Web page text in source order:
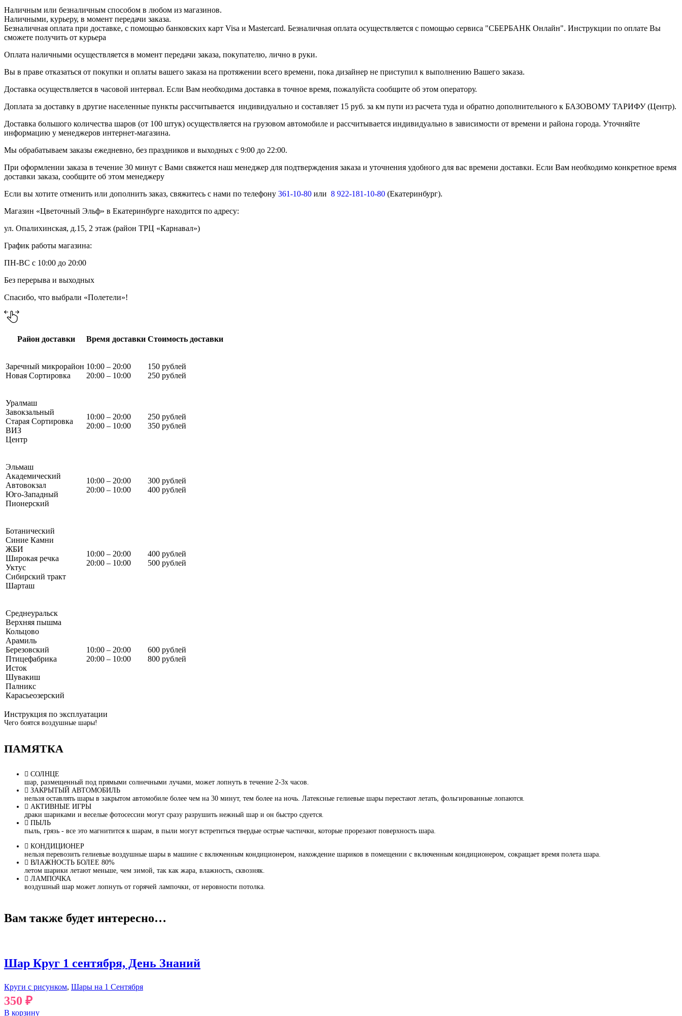
Наличным или безналичным способом в любом из магазинов.
Наличными, курьеру, в момент передачи заказа.
Безналичная оплата при доставке, с помощью банковских карт Visa и Mastercard. Безналичная оплата осуществляется с помощью сервиса "СБЕРБАНК Онлайн". Инструкции по оплате Вы
сможете получить от курьера
Оплата наличными осуществляется в момент передачи заказа, покупателю, лично в руки.
Вы в праве отказаться от покупки и оплаты вашего заказа на протяжении всего времени, пока дизайнер не приступил к выполнению Вашего заказа.
Доставка осуществляется в часовой интервал. Если Вам необходима доставка в точное время, пожалуйста сообщите об этом оператору.
Доплата за доставку в другие населенные пункты рассчитывается индивидуально и составляет 15 руб. за км пути из расчета туда и обратно дополнительного к БАЗОВОМУ ТАРИФУ (Центр).
Доставка большого количества шаров (от 100 штук) осуществляется на грузовом автомобиле и рассчитывается индивидуально в зависимости от времени и района города. Уточняйте
информацию у менеджеров интернет-магазина.
Мы обрабатываем заказы ежедневно, без праздников и выходных с 9:00 до 22:00.
При оформлении заказа в течение 30 минут с Вами свяжется наш менеджер для подтверждения заказа и уточнения удобного для вас времени доставки. Если Вам необходимо конкретное время
доставки заказа, сообщите об этом менеджеру
Если вы хотите отменить или дополнить заказ, свяжитесь с нами по телефону 361-10-80 или 8 922-181-10-80 (Екатеринбург).
Магазин «Цветочный Эльф» в Екатеринбурге находится по адресу:
ул. Опалихинская, д.15, 2 этаж (район ТРЦ «Карнавал»)
График работы магазина:
ПН-ВС с 10:00 до 20:00
Без перерыва и выходных
Спасибо, что выбрали «Полетели»!
Район доставки Время доставки Стоимость доставки
Заречный микрорайон
Новая Сортировка
10:00 – 20:00
20:00 – 10:00
150 рублей
250 рублей
Уралмаш
Завокзальный
Старая Сортировка
ВИЗ
Центр
10:00 – 20:00
20:00 – 10:00
250 рублей
350 рублей
Эльмаш
Академический
Автовокзал
Юго-Западный
Пионерский
10:00 – 20:00
20:00 – 10:00
300 рублей
400 рублей
Ботанический
Синие Камни
ЖБИ
Широкая речка
Уктус
Сибирский тракт
Шарташ
10:00 – 20:00
20:00 – 10:00
400 рублей
500 рублей
Среднеуральск
Верхняя пышма
Кольцово
Арамиль
Березовский
Птицефабрика
Исток
Шувакиш
Палникс
Карасьеозерский
10:00 – 20:00
20:00 – 10:00
600 рублей
800 рублей
Инструкция по эксплуатации
Чего боятся воздушные шары!
ПАМЯТКА
СОЛНЦЕ
шар, размещенный под прямыми солнечными лучами, может лопнуть в течение 2-3х часов.
ЗАКРЫТЫЙ АВТОМОБИЛЬ
нельзя оставлять шары в закрытом автомобиле более чем на 30 минут, тем более на ночь. Латексные гелиевые шары перестают летать, фольгированные лопаются.
АКТИВНЫЕ ИГРЫ
драки шариками и веселые фотосессии могут сразу разрушить нежный шар и он быстро сдуется.
ПЫЛЬ
пыль, грязь - все это магнитится к шарам, в пыли могут встретиться твердые острые частички, которые прорезают поверхность шара.
КОНДИЦИОНЕР
нельзя перевозить гелиевые воздушные шары в машине с включенным кондиционером, нахождение шариков в помещении с включенным кондиционером, сокращает время полета шара.
ВЛАЖНОСТЬ БОЛЕЕ 80%
летом шарики летают меньше, чем зимой, так как жара, влажность, сквозняк.
ЛАМПОЧКА
воздушный шар может лопнуть от горячей лампочки, от неровности потолка.
Вам также будет интересно…
Шар Круг 1 сентября, День Знаний
Круги с рисунком, Шары на 1 Сентября
350 ₽
В корзину